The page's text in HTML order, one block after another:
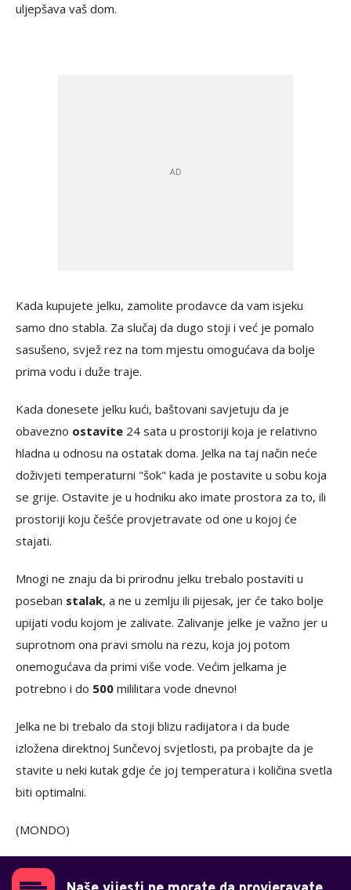
uljepšava vaš dom.
Kada kupujete jelku, zamolite prodavce da vam isjeku
samo dno stabla. Za slučaj da dugo stoji i već je pomalo
sasušeno, svjež rez na tom mjestu omogućava da bolje
prima vodu i duže traje.
Kada donesete jelku kući, baštovani savjetuju da je
obavezno ostavite 24 sata u prostoriji koja je relativno
hladna u odnosu na ostatak doma. Jelka na taj način neće
doživjeti temperaturni "šok" kada je postavite u sobu koja
se grije. Ostavite je u hodniku ako imate prostora za to, ili
prostoriji koju češće provjetravate od one u kojoj će
stajati.
Mnogi ne znaju da bi prirodnu jelku trebalo postaviti u
poseban stalak, a ne u zemlju ili pijesak, jer će tako bolje
upijati vodu kojom je zalivate. Zalivanje jelke je važno jer u
suprotnom ona pravi smolu na rezu, koja joj potom
onemogućava da primi više vode. Većim jelkama je
potrebno i do 500 mililitara vode dnevno!
Jelka ne bi trebalo da stoji blizu radijatora i da bude
izložena direktnoj Sunčevoj svjetlosti, pa probajte da je
stavite u neki kutak gdje će joj temperatura i količina svetla
biti optimalni.
(MONDO)